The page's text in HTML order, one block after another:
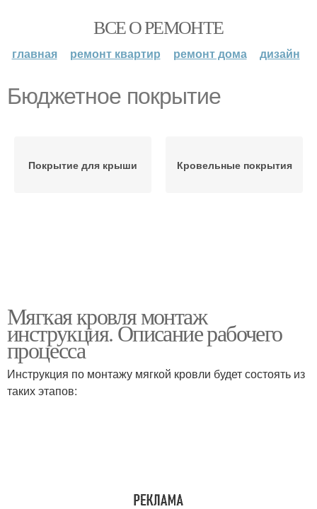
ВСЕ О РЕМОНТЕ
главная ремонт квартир ремонт дома дизайн
Бюджетное покрытие
Покрытие для крыши Кровельные покрытия
Мягкая кровля монтаж
инструкция. Описание рабочего
процесса
Инструкция по монтажу мягкой кровли будет состоять из
таких этапов: